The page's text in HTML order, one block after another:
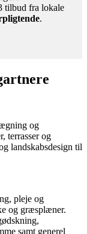
tilbud fra lokale
.
og
terrasser og
landskabsdesign til
pleje og
og græsplæner.
samt generel